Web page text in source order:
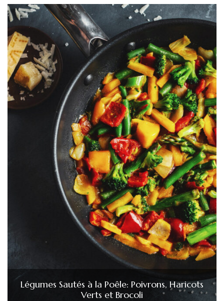
Légumes Sautés à la Poêle: Poivrons, Haricots
Verts et Brocoli